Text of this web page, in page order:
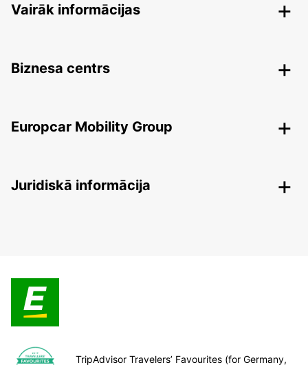
Vairāk informācijas
Biznesa centrs
Europcar Mobility Group
Juridiskā informācija
TripAdvisor Travelers’ Favourites (for Germany,